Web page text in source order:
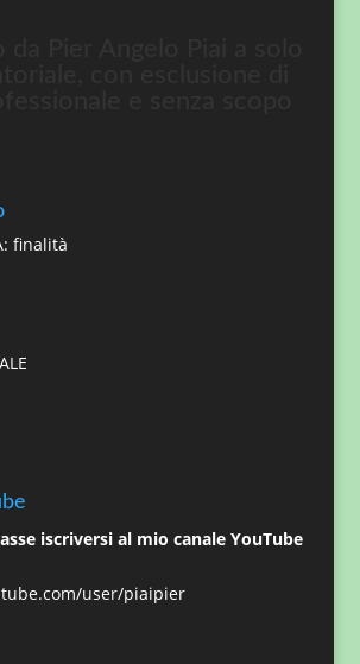
finalità
iscriversi al mio canale YouTube
user/piaipier